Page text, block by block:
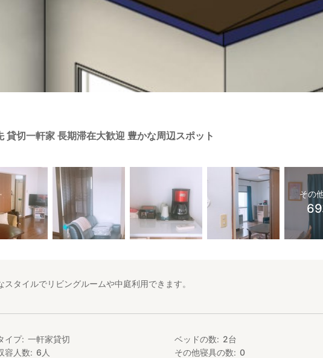
切一軒家 長期滞在大歓迎 豊かな周辺スポット
その
スタイルでリビングルームや中庭利用できます。
イプ 一軒家貸切
容人数
6 人
ベッドの数 2台
その他寝具の数
0